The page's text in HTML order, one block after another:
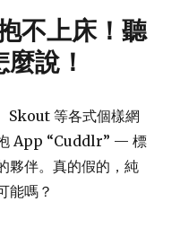
不上床！聽
說！
等各式個樣網
App “Cuddlr” — 標
夥伴。真的假的，純
能嗎？